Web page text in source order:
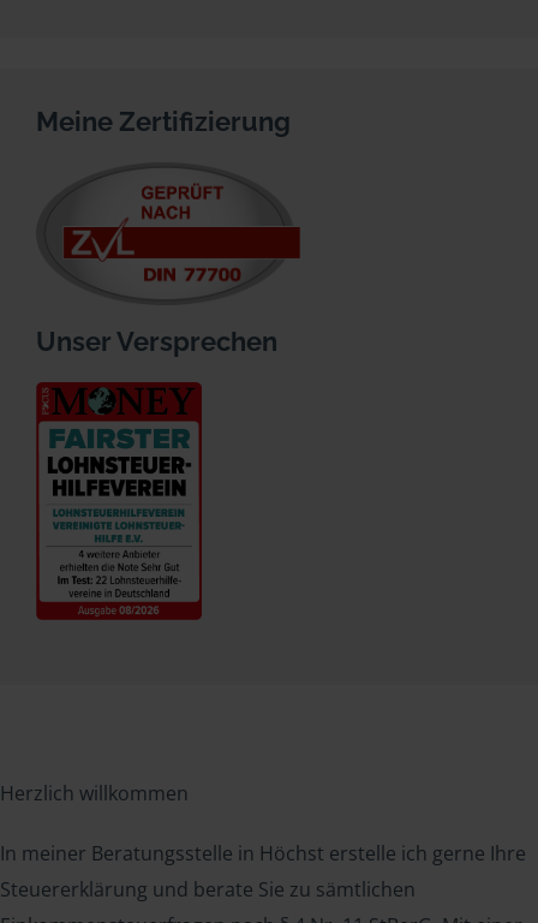
Meine Zertifizierung
Unser Versprechen
Herzlich willkommen
In meiner Beratungsstelle in Höchst erstelle ich gerne Ihre
Steuererklärung und berate Sie zu sämtlichen